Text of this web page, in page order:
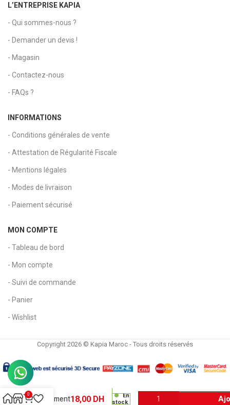
L’ENTREPRISE KAPIA
- Qui sommes-nous ?
- Demander un devis !
- Magasin
- Contactez-nous
- FAQs ?
INFORMATIONS
- Conditions générales de vente
- Attestation de Régularité Fiscale
- Mentions légales
- Modes de livraison
- Paiement sécurisé
MON COMPTE
- Tableau de bord
- Mon compte
- Suivi de commande
- Panier
- Wishlist
Copyright 2026 © Kapia Maroc - Tous droits réservés
Rangement18,00 DH
En
stock
0